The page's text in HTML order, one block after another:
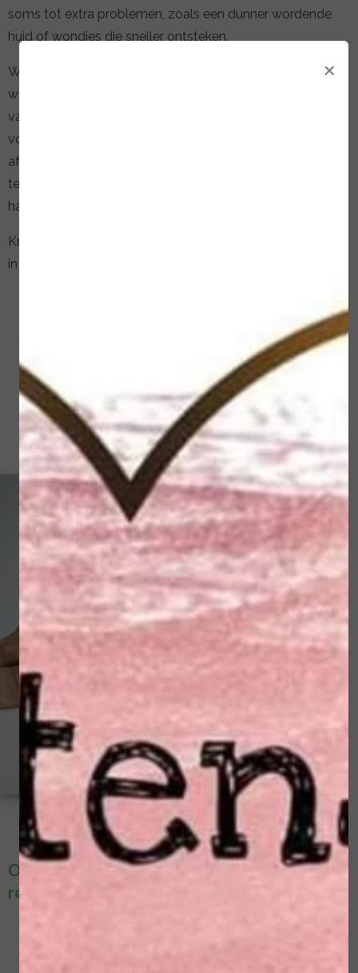
soms tot extra problemen, zoals een dunner wordende
huid of wondjes die sneller ontsteken.
Wanneer het vetkussen onder de bal van de voet dunner
wordt en/of wanneer het schoeisel niet goed past, treedt
vaak ongewenste eelt- en likdoornvorming op aan de
voeten. Dit kan ook worden veroorzaakt door een
afwijkende stand van de voet en/of tenen, waardoor de
tenen scheef of over elkaar heen groeien. Dit heeft
hamertenen, klauwtenen of ruitertenen tot gevolg.
Krijgen uw tenen te weinig bewegingsvrijheid of komen ze
in de verdrukking, dan kunt u te maken krijgen met:
‘Schuurpapier’ nagels (ondoorzichtig, ruw, bros en
gespleten)
Verkleuringen van de nagel
Eelt en/of likdoorns
Oorzaken waardoor de voeten van
reumapatiënten vaak extra gevoelig zijn:
Slijmbeursontstekingen
×